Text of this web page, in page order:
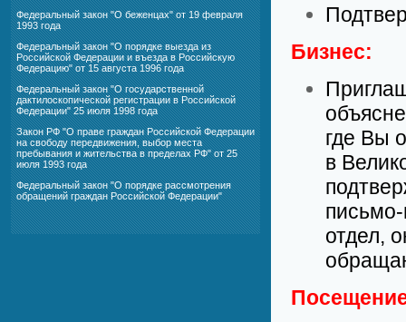
Федеральный закон "О беженцах" от 19 февраля
1993 года
Федеральный закон "О порядке выезда из
Российской Федерации и въезда в Российскую
Федерацию" от 15 августа 1996 года
Федеральный закон "О государственной
дактилоскопической регистрации в Российской
Федерации" 25 июля 1998 года
Закон РФ "О праве граждан Российской Федерации
на свободу передвижения, выбор места
пребывания и жительства в пределах РФ" от 25
июля 1993 года
Федеральный закон "О порядке рассмотрения
обращений граждан Российской Федерации"
Бизнес:
где Вы
в
отдел,